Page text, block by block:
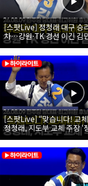
[스팟Live] 정청래 대구 승
차…강원·TK 경선 이긴 김
26.08.09 더불어민주당 당
보 대구·경북 합동연설회
[스팟Live] “맞습니다! 교
정청래, 지도부 교체 주장 ‘
26.08.09 더불어민주당 당
보 대구·경북 합동연설회